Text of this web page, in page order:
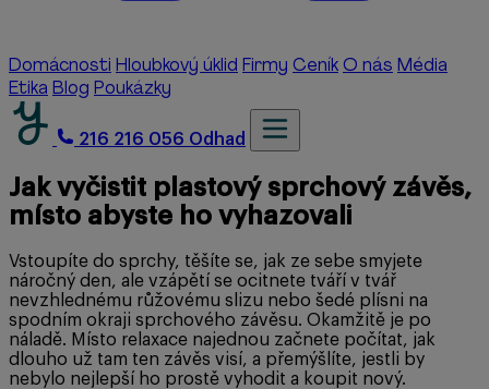
Domácnosti Hloubkový úklid Firmy Ceník O nás Média
Etika Blog Poukázky
216 216 056 Odhad
Jak vyčistit plastový sprchový závěs,
místo abyste ho vyhazovali
Vstoupíte do sprchy, těšíte se, jak ze sebe smyjete
náročný den, ale vzápětí se ocitnete tváří v tvář
nevzhlednému růžovému slizu nebo šedé plísni na
spodním okraji sprchového závěsu. Okamžitě je po
náladě. Místo relaxace najednou začnete počítat, jak
dlouho už tam ten závěs visí, a přemýšlíte, jestli by
nebylo nejlepší ho prostě vyhodit a koupit nový.